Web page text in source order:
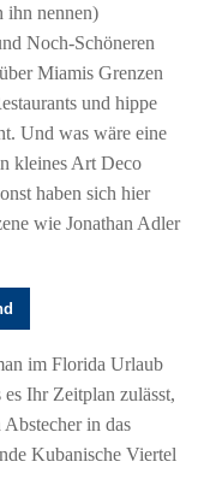
ihn nennen)
Noch-Schöneren
Miamis Grenzen
und hippe
Und was wäre eine
kleines Art Deco
haben sich hier
wie Jonathan Adler
im Florida Urlaub
Ihr Zeitplan zulässt,
in das
Kubanische Viertel